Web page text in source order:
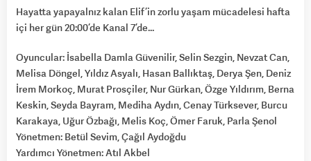
Hayatta yapayalnız kalan Elif’in zorlu yaşam mücadelesi hafta
içi her gün 20:00’de Kanal 7’de…
Oyuncular: İsabella Damla Güvenilir, Selin Sezgin, Nevzat Can,
Melisa Döngel, Yıldız Asyalı, Hasan Ballıktaş, Derya Şen, Deniz
İrem Morkoç, Murat Prosçiler, Nur Gürkan, Özge Yıldırım, Berna
Keskin, Seyda Bayram, Mediha Aydın, Cenay Türksever, Burcu
Karakaya, Uğur Özbağı, Melis Koç, Ömer Faruk, Parla Şenol
Yönetmen: Betül Sevim, Çağıl Aydoğdu
Yardımcı Yönetmen: Atıl Akbel